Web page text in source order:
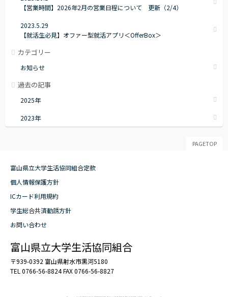
【営業時間】2026年2月の営業日程について 更新（2/4）
2023.5.29
【就活生必見】オファー型就活アプリ＜OfferBox＞
カテゴリー
お知らせ
過去の記事
2025年
2023年
PAGETOP
富山県立大学生活協同組合定款
個人情報保護方針
ICカード利用規約
学生総合共済勧誘方針
お問い合わせ
富山県立大学生活協同組合
〒939-0392 富山県射水市黒河5180
TEL 0766-56-8824FAX 0766-56-8827